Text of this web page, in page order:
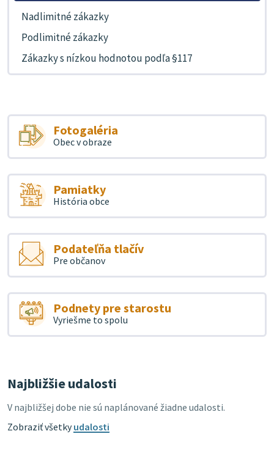
Nadlimitné zákazky
Podlimitné zákazky
Zákazky s nízkou hodnotou podľa §117
Fotogaléria
Obec v obraze
Pamiatky
História obce
Podateľňa tlačív
Pre občanov
Podnety pre starostu
Vyriešme to spolu
Najbližšie udalosti
V najbližšej dobe nie sú naplánované žiadne udalosti.
Zobraziť všetkyudalosti